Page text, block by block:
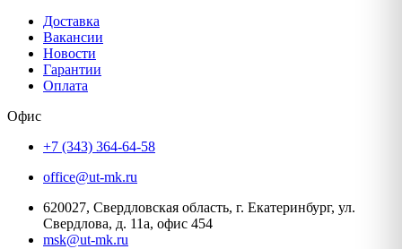
Доставка
Вакансии
Новости
Гарантии
Оплата
Офис
+7 (343) 364-64-58
office@ut-mk.ru
620027, Свердловская область, г. Екатеринбург, ул.
Свердлова, д. 11а, офис 454
msk@ut-mk.ru